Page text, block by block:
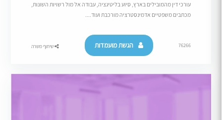
עורכי דין מהמובילים בארץ, סיוע בליטיגציה, עבודה אל מול רשויות השונות,
מכתבים משפטיים אדמינסטרציה מורכבת ועוד....
76266 הגשת מועמדות שיתוף משרה